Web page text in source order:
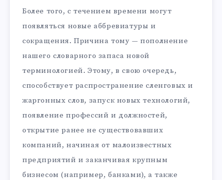
Более того, с течением времени могут
появляться новые аббревиатуры и
сокращения. Причина тому — пополнение
нашего словарного запаса новой
терминологией. Этому, в свою очередь,
способствует распространение сленговых и
жаргонных слов, запуск новых технологий,
появление профессий и должностей,
открытие ранее не существовавших
компаний, начиная от малоизвестных
предприятий и заканчивая крупным
бизнесом (например, банками), а также